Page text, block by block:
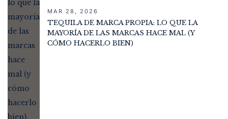
MAR 28, 2026
TEQUILA DE MARCA PROPIA: LO QUE LA
MAYORÍA DE LAS MARCAS HACE MAL (Y
CÓMO HACERLO BIEN)